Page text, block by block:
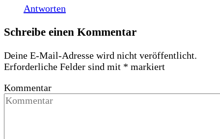
Antworten
Schreibe einen Kommentar
Deine E-Mail-Adresse wird nicht veröffentlicht.
Erforderliche Felder sind mit * markiert
Kommentar